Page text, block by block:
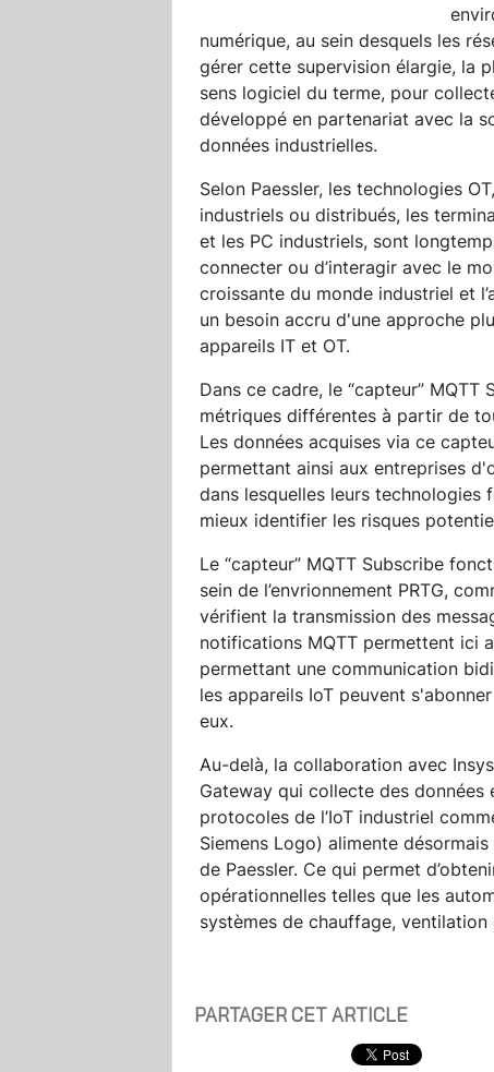
numérique, au sein desquels les
gérer cette supervision élargie, la
sens logiciel du terme, pour
développé en partenariat avec la
données industrielles.
Selon Paessler, les technologies
industriels ou distribués, les
et les PC industriels, sont
connecter ou d’interagir avec le
croissante du monde industriel et
un besoin accru d'une approche
appareils IT et OT.
Dans ce cadre, le “capteur”
métriques différentes à partir de
Les données acquises via ce
permettant ainsi aux entreprises
dans lesquelles leurs
mieux identifier les risques
Le “capteur” MQTT Subscribe
sein de l’envrionnement PRTG,
vérifient la transmission des
notifications MQTT permettent ici
permettant une communication
les appareils IoT peuvent
eux.
Au-delà, la collaboration avec
Gateway qui collecte des
protocoles de l’IoT industriel
Siemens Logo) alimente
de Paessler. Ce qui permet
opérationnelles telles que les
systèmes de chauffage,
PARTAGER CET ARTICLE